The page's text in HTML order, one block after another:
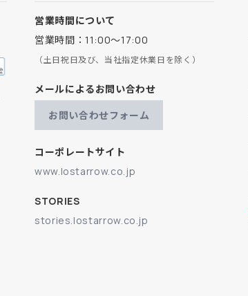
営業時間について
営業時間：11:00～17:00
（土日祝日及び、当社指定休業日を除く）
メールによるお問い合わせ
お問い合わせフォーム
コーポレートサイト
www.lostarrow.co.jp
STORIES
stories.lostarrow.co.jp